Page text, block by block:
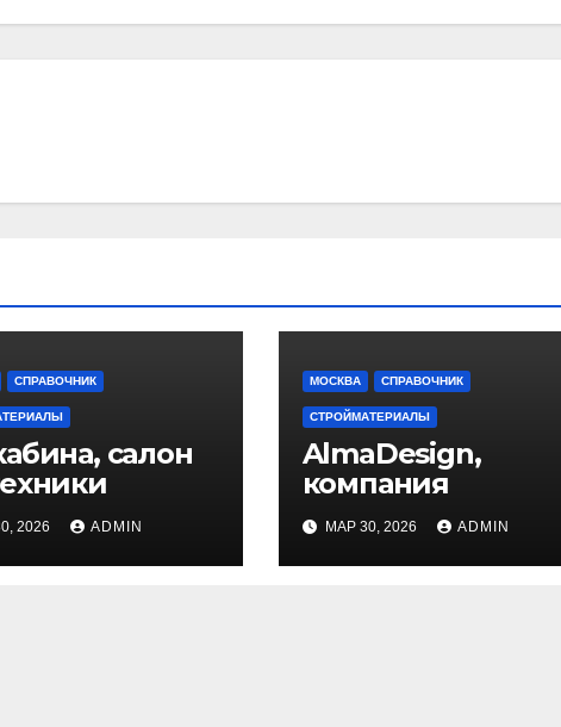
СПРАВОЧНИК
салон
2026 ADMIN
МОСКВА СПРАВОЧНИК
СТРОЙМАТЕРИАЛЫ
AlmaDesign,
компания
МАР 30, 2026 ADMIN